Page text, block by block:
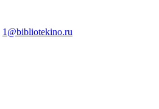
1@bibliotekino.ru